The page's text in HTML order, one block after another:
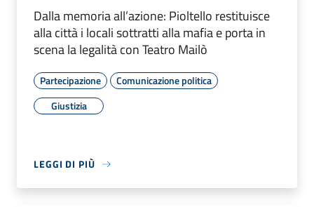
Dalla memoria all’azione: Pioltello restituisce
alla città i locali sottratti alla mafia e porta in
scena la legalità con Teatro Mailò
Partecipazione
Comunicazione politica
Giustizia
LEGGI DI PIÙ